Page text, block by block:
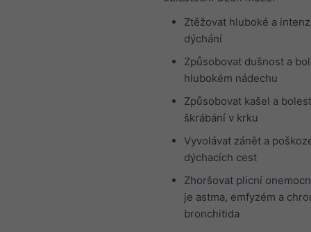
Ztěžovat hluboké a
dýchání
Způsobovat dušnost a
hlubokém nádechu
Způsobovat kašel a
škrábání v krku
Vyvolávat zánět a
dýchacích cest
Zhoršovat plicní
je astma, emfyzém a
bronchitida